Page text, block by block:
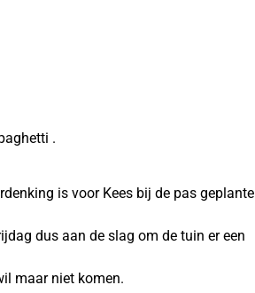
.
is voor Kees bij de pas geplante
dus aan de slag om de tuin er een
maar niet komen.